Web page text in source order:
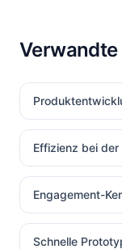
Effizienz bei der
Engagement-
Schnelle